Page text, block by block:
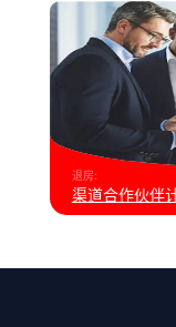
退房:
渠道合作伙伴